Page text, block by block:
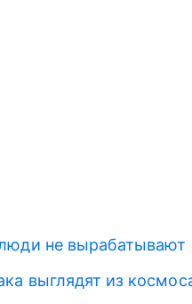
не вырабатывают
выглядят из